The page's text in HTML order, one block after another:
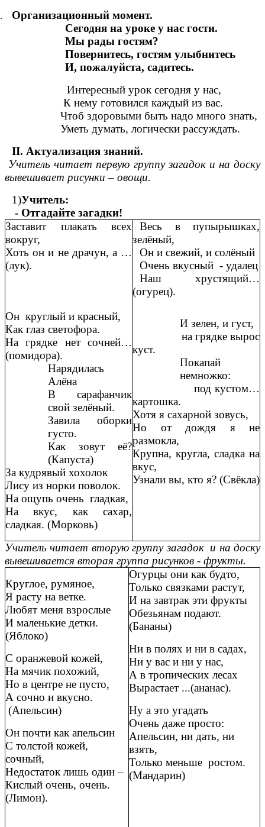
Организационный момент.
Сегодня на уроке у нас гости.
Мы рады гостям?
Повернитесь, гостям улыбнитесь
И, пожалуйста, садитесь.
Интересный урок сегодня у нас,
К нему готовился каждый из вас.
Чтоб здоровыми быть надо много знать,
Уметь думать, логически рассуждать.
II. Актуализация знаний.
Учитель читает первую группу загадок и на доску
вывешивает рисунки – овощи.
1)Учитель:
- Отгадайте загадки!
Заставит плакать всех
вокруг,
Хоть он и не драчун, а …
(лук).
Он круглый и красный,
Как глаз светофора.
На грядке нет сочней…
(помидора).
Нарядилась
Алёна
В сарафанчик
свой зелёный.
Завила оборки
густо.
Как зовут её?
(Капуста)
За кудрявый хохолок
Лису из норки поволок.
На ощупь очень гладкая,
На вкус, как сахар,
сладкая. (Морковь)
Весь в пупырышках,
зелёный,
Он и свежий, и солёный
Очень вкусный - удалец
Наш хрустящий…
(огурец).
И зелен, и густ,
на грядке вырос
куст.
Покапай
немножко:
под кустом…
картошка.
Хотя я сахарной зовусь,
Но от дождя я не
размокла,
Крупна, кругла, сладка на
вкус,
Узнали вы, кто я? (Свёкла)
Учитель читает вторую группу загадок и на доску
вывешивается вторая группа рисунков - фрукты.
Круглое, румяное,
Я расту на ветке.
Любят меня взрослые
И маленькие детки.
(Яблоко)
С оранжевой кожей,
На мячик похожий,
Но в центре не пусто,
А сочно и вкусно.
(Апельсин)
Он почти как апельсин
С толстой кожей,
сочный,
Недостаток лишь один –
Кислый очень, очень.
(Лимон).
Огурцы они как будто,
Только связками растут,
И на завтрак эти фрукты
Обезьянам подают.
(Бананы)
Ни в полях и ни в садах,
Ни у вас и ни у нас,
А в тропических лесах
Вырастает ...(ананас).
Ну а это угадать
Очень даже просто:
Апельсин, ни дать, ни
взять,
Только меньше ростом.
(Мандарин)